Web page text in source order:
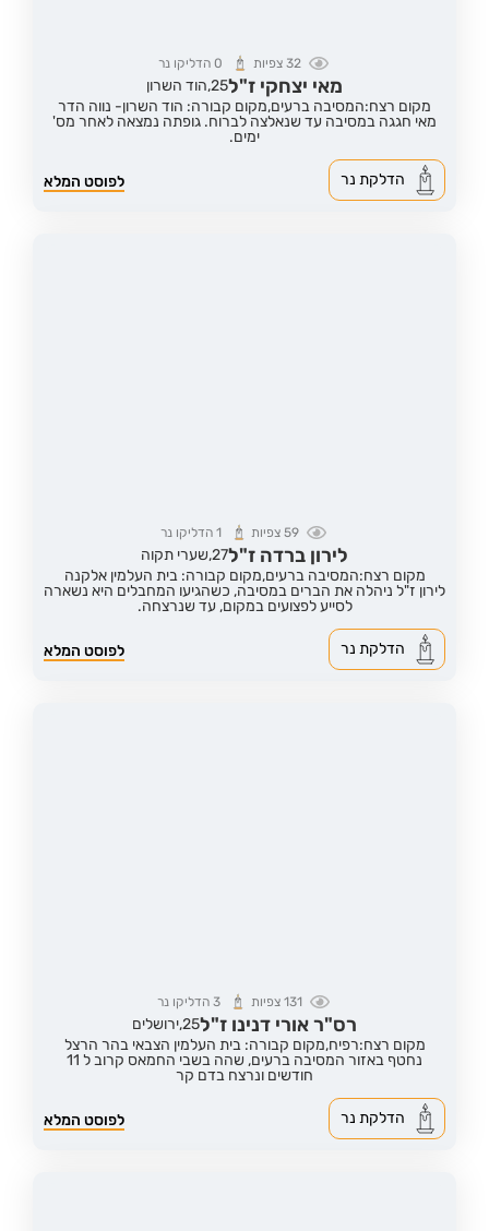
32 צפיות 0הדליקו נר
מאי יצחקי ז"ל25, הוד השרון
מקום רצח:המסיבה ברעים,מקום קבורה: הוד השרון- נווה הדר
מאי חגגה במסיבה עד שנאלצה לברוח. גופתה נמצאה לאחר מס'
ימים.
לפוסט המלא הדלקת נר
59צפיות 1 הדליקו נר
לירון ברדה ז"ל27, שערי תקוה
מקום רצח:המסיבה ברעים,מקום קבורה: בית העלמין אלקנה
לירון ז"ל ניהלה את הברים במסיבה, כשהגיעו המחבלים היא נשארה
לסייע לפצועים במקום, עד שנרצחה.
לפוסט המלא הדלקת נר
131 צפיות 3הדליקו נר
רס"ר אורי דנינו ז"ל25,ירושלים
מקום רצח:רפיח,מקום קבורה: בית העלמין הצבאי בהר הרצל
נחטף באזור המסיבה ברעים, שהה בשבי החמאס קרוב ל 11
חודשים ונרצח בדם קר
לפוסט המלא הדלקת נר